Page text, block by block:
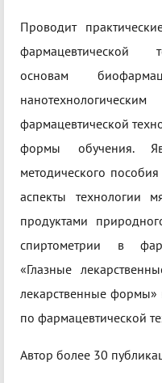
Проводит
фармацевтической
основам
фармацевтической
формы обучения.
методического
аспекты технологии
продуктами
спиртометрии в
«Глазные
лекарственные формы»
по фармацевтической
Автор более 30